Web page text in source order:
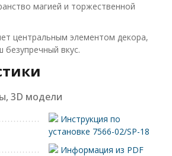
магией и торжественной
центральным элементом декора,
безупречный вкус.
3D модели
Инструкция по
установке 7566-02/SP-18
Информация из PDF